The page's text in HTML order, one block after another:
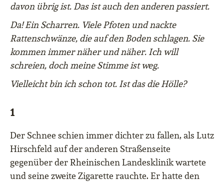
davon übrig ist. Das ist auch den anderen passiert.
Da! Ein Scharren. Viele Pfoten und nackte
Rattenschwänze, die auf den Boden schlagen. Sie
kommen immer näher und näher. Ich will
schreien, doch meine Stimme ist weg.
Vielleicht bin ich schon tot. Ist das die Hölle?
1
Der Schnee schien immer dichter zu fallen, als Lutz
Hirschfeld auf der anderen Straßenseite
gegenüber der Rheinischen Landesklinik wartete
und seine zweite Zigarette rauchte. Er hatte den